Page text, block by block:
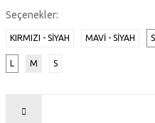
Seçenekler:
KIRMIZI - SIYAH MAVI - SIYAH
L M S